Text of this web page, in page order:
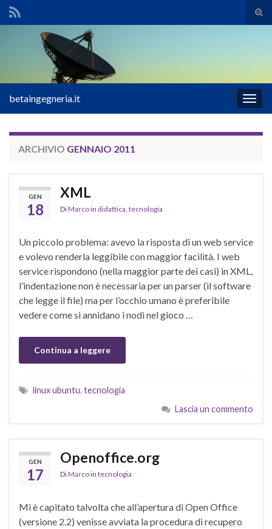
il
Search for:
la
betaingegneria.it
ARCHIVIO GENNAIO 2011
GEN
18
XML
DiMarcoin didattica tecnologia
Un piccolo problema: avevo la risposta di un web service
e volevo renderla leggibile con maggior facilità. I web
service rispondono (nella maggior parte dei casi) in XML,
l’indentazione non è necessaria per un parser (il software
che legge il file) ma per l’occhio umano è preferibile
vedere come si annidano i nodi nel gioco …
Continua a leggere
linux ubuntu, tecnologia
Lascia un commento
GEN
17
Openoffice.org
DiMarcoin tecnologia
Mi è capitato talvolta che all’apertura di Open Office
(versione 2.2) venisse avviata la procedura di recupero